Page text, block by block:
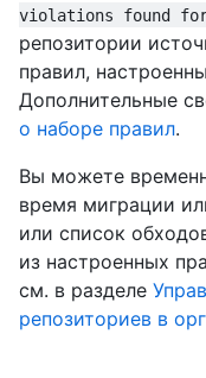
violations found
репозитории
правил,
Дополнительные
о наборе правил.
Вы можете
время миграции
или список
из настроенных
см. в разделе
репозиториев в